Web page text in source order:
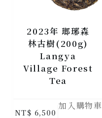
2023年 瑯琊森
林古樹(200g)
Langya
Village Forest
Tea
NT$ 6,500
加入購物車